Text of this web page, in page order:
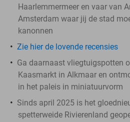
Haarlemmermeer en vaar van
Amsterdam waar jij de stad
kanonnen
Zie hier de lovende recensies
Ga daarnaast vliegtuigspotten
Kaasmarkt in Alkmaar en
in het paleis in miniatuurvorm
Sinds april 2025 is het
spetterweide Rivierenland